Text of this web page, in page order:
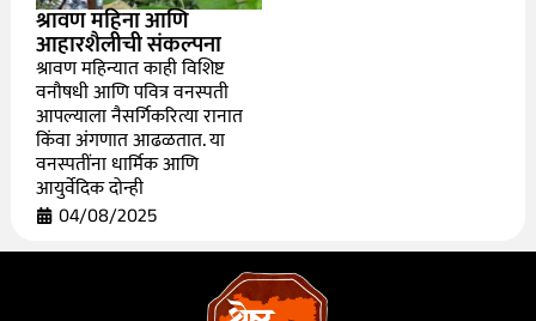
श्रावण महिना आणि
आहारशैलीची संकल्पना
श्रावण महिन्यात काही विशिष्ट
वनौषधी आणि पवित्र वनस्पती
आपल्याला नैसर्गिकरित्या रानात
किंवा अंगणात आढळतात. या
वनस्पतींना धार्मिक आणि
आयुर्वेदिक दोन्ही
04/08/2025